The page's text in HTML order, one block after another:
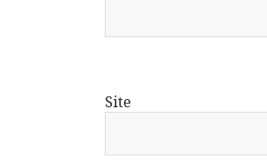
Site